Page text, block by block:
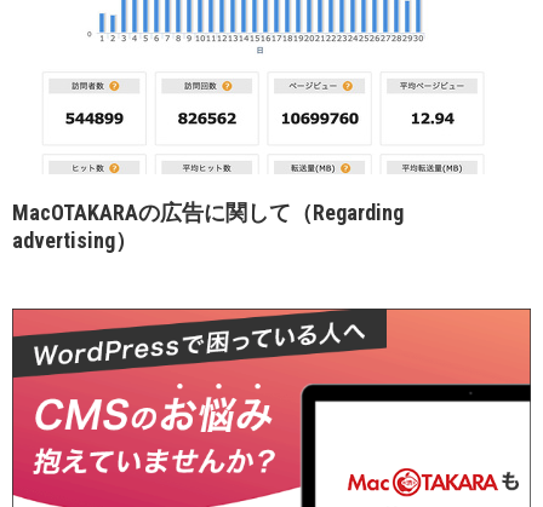
MacOTAKARAの広告に関して（Regarding
advertising）